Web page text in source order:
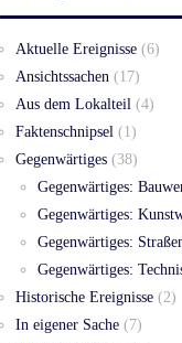
Aktuelle Ereignisse (6)
Ansichtssachen (17)
Aus dem Lokalteil (4)
Faktenschnipsel (1)
Gegenwärtiges (38)
Gegenwärtiges:
Gegenwärtiges:
Gegenwärtiges:
Gegenwärtiges:
Historische Ereignisse (2)
In eigener Sache (7)